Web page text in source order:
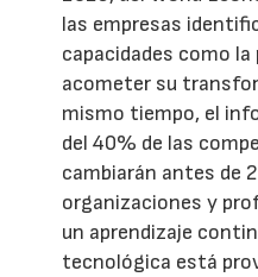
las empresas
capacidades como la
acometer su
mismo tiempo, el
del 40% de las
cambiarán antes de
organizaciones y
un aprendizaje
tecnológica está